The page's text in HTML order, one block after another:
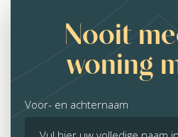
Nooit
woning
Voor- en achternaam